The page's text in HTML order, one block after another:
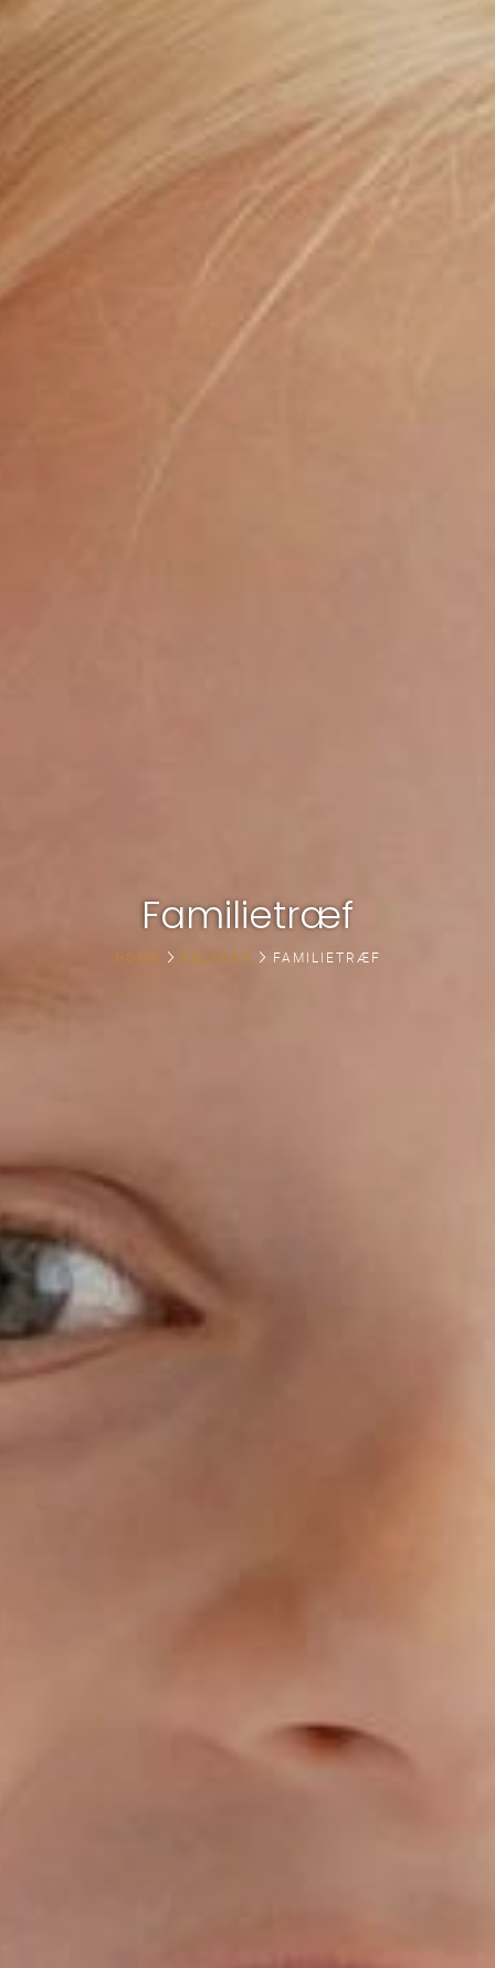
Familietræf
HOME SELSKAB FAMILIETRÆF